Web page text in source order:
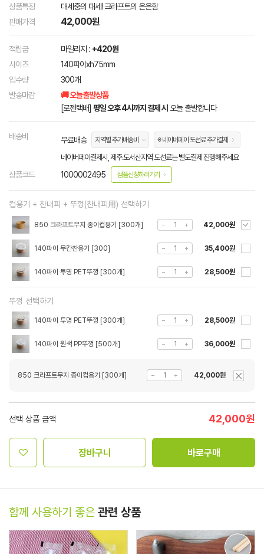
상품특징
대세중의 대세! 크라프트의 은은함
판매가격
42,000원
적립금 마일리지 : +420원
사이즈
140파이xh75mm
입수량
300개
발송마감
🚚 오늘출발상품
[로젠택배] 평일 오후 4시까지 결제 시 오늘 출발합니다
배송비 무료배송 지역별 추가배송비 ※ 네이버페이 도선료 추가결제
네이버페이결제시, 제주.도서산지역 도선료는 별도결제 진행해주세요
상품코드 1000002495 샘플신청하러가기
컵용기 + 찬내피 + 뚜껑(찬내피用) 선택하기
850 크라프트무지 종이컵용기 [300개] 42,000원
140파이 무칸찬용기 [300] 35,400원
140파이 투명 PET뚜껑 [300개] 28,500원
뚜껑 선택하기
140파이 투명 PET뚜껑 [300개] 28,500원
140파이 원색 PP뚜껑 [500개] 36,000원
850 크라프트무지 종이컵용기 [300개] 42,000원
선택 상품 금액 42,000원
장바구니 바로구매
함께 사용하기 좋은 관련 상품